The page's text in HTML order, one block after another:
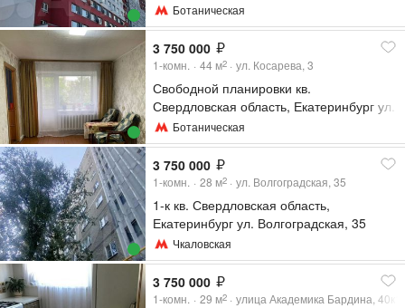
Ботаническая
3 750 000
1-комн. 44 м2 ул. Косарева, 3
Свободной планировки кв.
Свердловская область, Екатеринбург ул.
Косарева, 3 (44.0 м²)
Ботаническая
3 750 000
1-комн. 28 м2 ул. Волгоградская, 35
1-к кв. Свердловская область,
Екатеринбург ул. Волгоградская, 35
(28.0 м²)
Чкаловская
3 750 000
1-комн. 29 м2 улица Академика Бардина, 40к1